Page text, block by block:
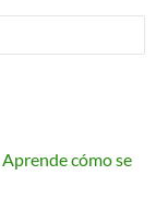
Aprende cómo se